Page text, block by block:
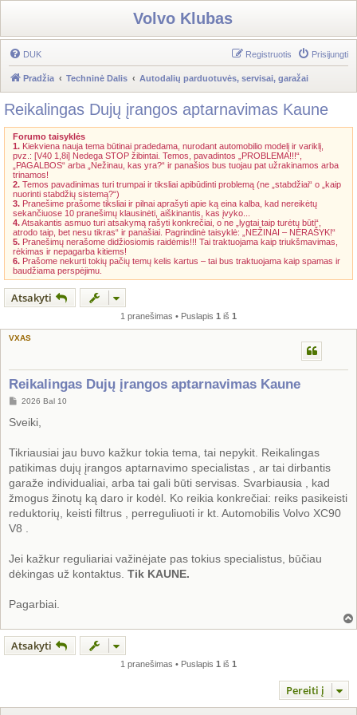
Volvo Klubas
DUK Prisijungti
Registruotis
Pradžia Techninė Dalis Autodalių parduotuvės, servisai, garažai
Reikalingas Dujų įrangos aptarnavimas Kaune
Forumo taisyklės
1. Kiekviena nauja tema būtinai pradedama, nurodant automobilio modelį ir variklį,
pvz.: [V40 1,8i] Nedega STOP žibintai. Temos, pavadintos „PROBLEMA!!!“,
„PAGALBOS“ arba „Nežinau, kas yra?“ ir panašios bus tuojau pat užrakinamos arba
trinamos!
2. Temos pavadinimas turi trumpai ir tiksliai apibūdinti problemą (ne „stabdžiai“ o „kaip
nuorinti stabdžių sistemą?“)
3. Pranešime prašome tiksliai ir pilnai aprašyti apie ką eina kalba, kad nereikėtų
sekančiuose 10 pranešimų klausinėti, aiškinantis, kas įvyko...
4.Atsakantis asmuo turi atsakymą rašyti konkrečiai, o ne „lygtai taip turėtų būti“,
atrodo taip, bet nesu tikras“ ir panašiai. Pagrindinė taisyklė: „NEŽINAI – NERAŠYK!“
5. Pranešimų nerašome didžiosiomis raidėmis!!! Tai traktuojama kaip triukšmavimas,
rėkimas ir nepagarba kitiems!
6. Prašome nekurti tokių pačių temų kelis kartus – tai bus traktuojama kaip spamas ir
baudžiama perspėjimu.
Atsakyti
1 pranešimas • Puslapis 1 iš 1
VXAS
Reikalingas Dujų įrangos aptarnavimas Kaune
S
a
n
a
r
t
n
ė
2026 Bal 10
Sveiki,
Tikriausiai jau buvo kažkur tokia tema, tai nepykit. Reikalingas
patikimas dujų įrangos aptarnavimo specialistas , ar tai dirbantis
garaže individualiai, arba tai gali būti servisas. Svarbiausia , kad
žmogus žinotų ką daro ir kodėl. Ko reikia konkrečiai: reiks pasikeisti
reduktorių, keisti filtrus , perreguliuoti ir kt. Automobilis Volvo XC90
V8 .
Jei kažkur reguliariai važinėjate pas tokius specialistus, būčiau
dėkingas už kontaktus. Tik KAUNE.
Pagarbiai.
Atsakyti
1 pranešimas • Puslapis 1 iš 1
Pereiti į